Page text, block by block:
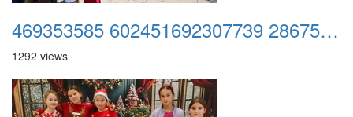
469353585 602451692307739 2867544978176395116 n
1292 views